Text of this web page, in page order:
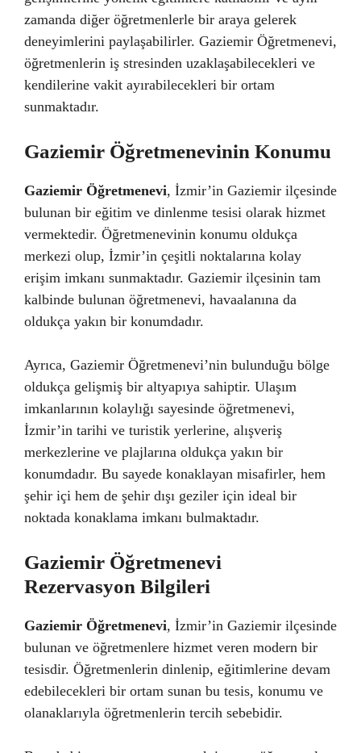
zamanda diğer öğretmenlerle bir araya gelerek
deneyimlerini paylaşabilirler. Gaziemir Öğretmenevi,
öğretmenlerin iş stresinden uzaklaşabilecekleri ve
kendilerine vakit ayırabilecekleri bir ortam
sunmaktadır.
Gaziemir Öğretmenevinin Konumu
Gaziemir Öğretmenevi, İzmir’in Gaziemir ilçesinde
bulunan bir eğitim ve dinlenme tesisi olarak hizmet
vermektedir. Öğretmenevinin konumu oldukça
merkezi olup, İzmir’in çeşitli noktalarına kolay
erişim imkanı sunmaktadır. Gaziemir ilçesinin tam
kalbinde bulunan öğretmenevi, havaalanına da
oldukça yakın bir konumdadır.
Ayrıca, Gaziemir Öğretmenevi’nin bulunduğu bölge
oldukça gelişmiş bir altyapıya sahiptir. Ulaşım
imkanlarının kolaylığı sayesinde öğretmenevi,
İzmir’in tarihi ve turistik yerlerine, alışveriş
merkezlerine ve plajlarına oldukça yakın bir
konumdadır. Bu sayede konaklayan misafirler, hem
şehir içi hem de şehir dışı geziler için ideal bir
noktada konaklama imkanı bulmaktadır.
Gaziemir Öğretmenevi
Rezervasyon Bilgileri
Gaziemir Öğretmenevi, İzmir’in Gaziemir ilçesinde
bulunan ve öğretmenlere hizmet veren modern bir
tesisdir. Öğretmenlerin dinlenip, eğitimlerine devam
edebilecekleri bir ortam sunan bu tesis, konumu ve
olanaklarıyla öğretmenlerin tercih sebebidir.